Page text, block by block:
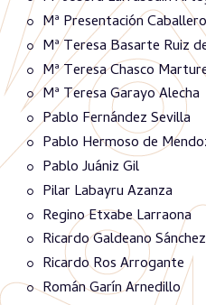
Mª Presentación
Mª Teresa Basarte Ruiz
Mª Teresa Chasco
Mª Teresa Garayo Alecha
Pablo Fernández Sevilla
Pablo Hermoso de
Pablo Juániz Gil
Pilar Labayru Azanza
Regino Etxabe Larraona
Ricardo Galdeano Sánchez
Ricardo Ros Arrogante
Román Garín Arnedillo